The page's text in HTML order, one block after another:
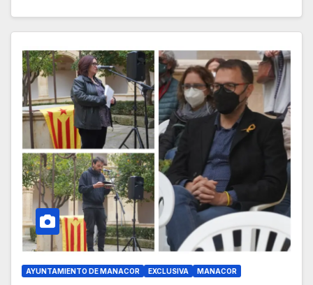
AYUNTAMIENTO DE MANACOR EXCLUSIVA MANACOR